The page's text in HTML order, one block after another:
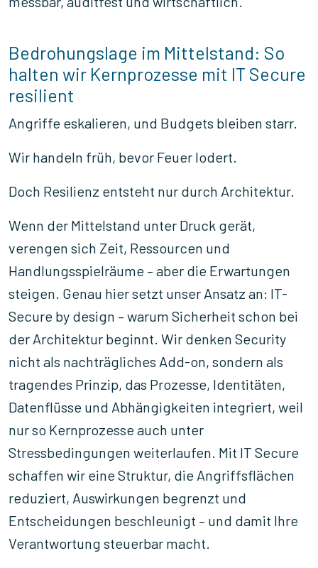
Bedrohungslage im Mittelstand: So
halten wir Kernprozesse mit IT Secure
resilient
Angriffe eskalieren, und Budgets bleiben starr.
Wir handeln früh, bevor Feuer lodert.
Doch Resilienz entsteht nur durch Architektur.
Wenn der Mittelstand unter Druck gerät,
verengen sich Zeit, Ressourcen und
Handlungsspielräume – aber die Erwartungen
steigen. Genau hier setzt unser Ansatz an: IT-
Secure by design – warum Sicherheit schon bei
der Architektur beginnt. Wir denken Security
nicht als nachträgliches Add-on, sondern als
tragendes Prinzip, das Prozesse, Identitäten,
Datenflüsse und Abhängigkeiten integriert, weil
nur so Kernprozesse auch unter
Stressbedingungen weiterlaufen. Mit IT Secure
schaffen wir eine Struktur, die Angriffsflächen
reduziert, Auswirkungen begrenzt und
Entscheidungen beschleunigt – und damit Ihre
Verantwortung steuerbar macht.